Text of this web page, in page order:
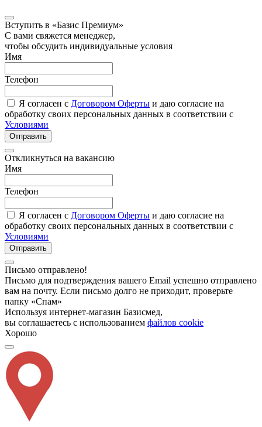
Вступить в «Базис Премиум»
С вами свяжется менеджер,
чтобы обсудить индивидуальные условия
Имя
Телефон
Я согласен с Договором Оферты и даю согласие на
обработку своих персональных данных в соответствии с
Условиями
Отправить
Откликнуться на вакансию
Имя
Телефон
Я согласен с Договором Оферты и даю согласие на
обработку своих персональных данных в соответствии с
Условиями
Отправить
Письмо отправлено!
Письмо для подтверждения вашего Email успешно отправлено
вам на почту. Если письмо долго не приходит, проверьте
папку «Спам»
Используя интернет-магазин Базисмед,
вы соглашаетесь с использованием файлов cookie
Хорошо